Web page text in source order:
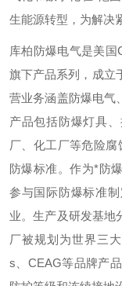
生能源转型，为解决
库柏防爆电气是美国
旗下产品系列，成立
营业务涵盖防爆电气
产品包括防爆灯具
厂、化工厂等危险
防爆标准。作为*防
参与国际防爆标准
业。生产及研发基地
厂被规划为世界三
s
CEAG等品牌产